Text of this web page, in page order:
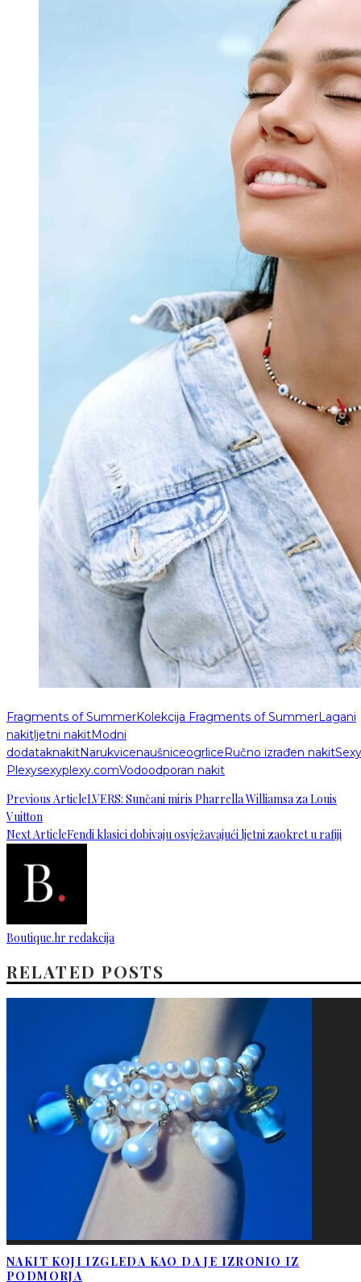
Fragments of SummerKolekcija Fragments of SummerLagani
nakitljetni nakitModni
dodataknakitNarukvicenaušniceogrliceRučno izrađen nakitSexy
Plexysexyplexy.comVodoodporan nakit
Previous ArticleLVERS: Sunčani miris Pharrella Williamsa za Louis
Vuitton
Next ArticleFendi klasici dobivaju osvježavajući ljetni zaokret u rafiji
Boutique.hr redakcija
RELATED POSTS
NAKIT KOJI IZGLEDA KAO DA JE IZRONIO IZ
PODMORJA